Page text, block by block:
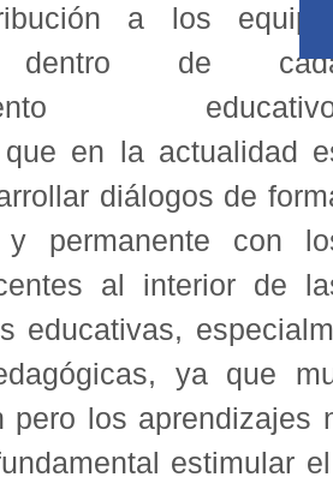
a los
dentro de
que en la actualidad
diálogos de
y permanente con
al interior de
educativas,
ya que
pero los
estimular